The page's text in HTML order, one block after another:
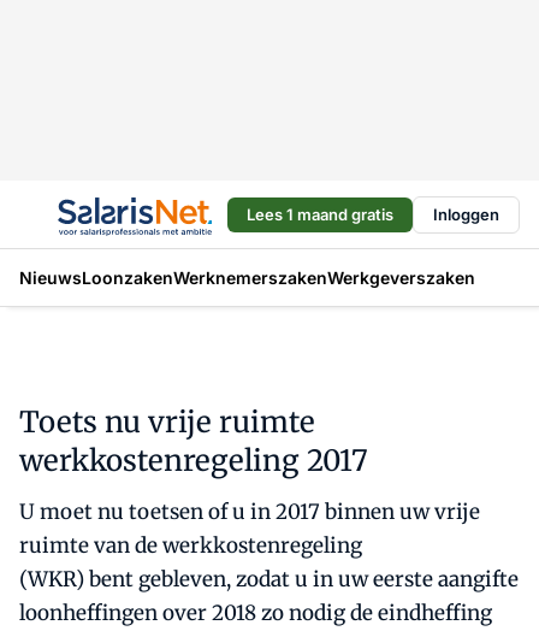
Lees 1 maand gratis Inloggen
NieuwsLoonzakenWerknemerszakenWerkgeverszaken
Toets nu vrije ruimte
werkkostenregeling 2017
U moet nu toetsen of u in 2017 binnen uw vrije
ruimte van de werkkostenregeling
(WKR) bent gebleven, zodat u in uw eerste aangifte
loonheffingen over 2018 zo nodig de eindheffing